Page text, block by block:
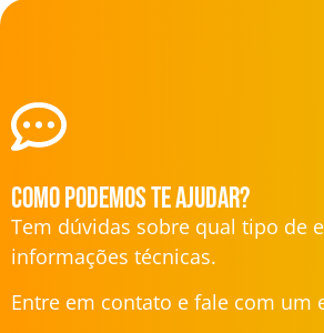
Como podemos te ajudar?
Tem dúvidas sobre qual tipo de
informações técnicas.
Entre em contato e fale com um